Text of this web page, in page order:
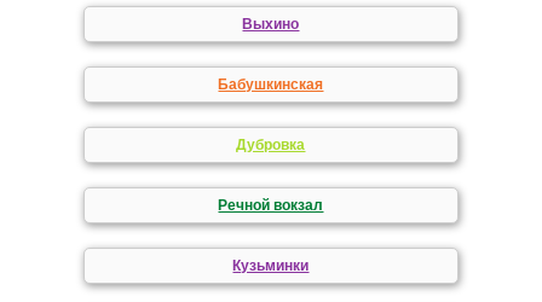
Выхино
Бабушкинская
Дубровка
Речной вокзал
Кузьминки